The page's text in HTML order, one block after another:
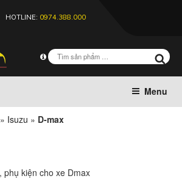
HOTLINE: 0974.388.000
Menu
» Isuzu » D-max